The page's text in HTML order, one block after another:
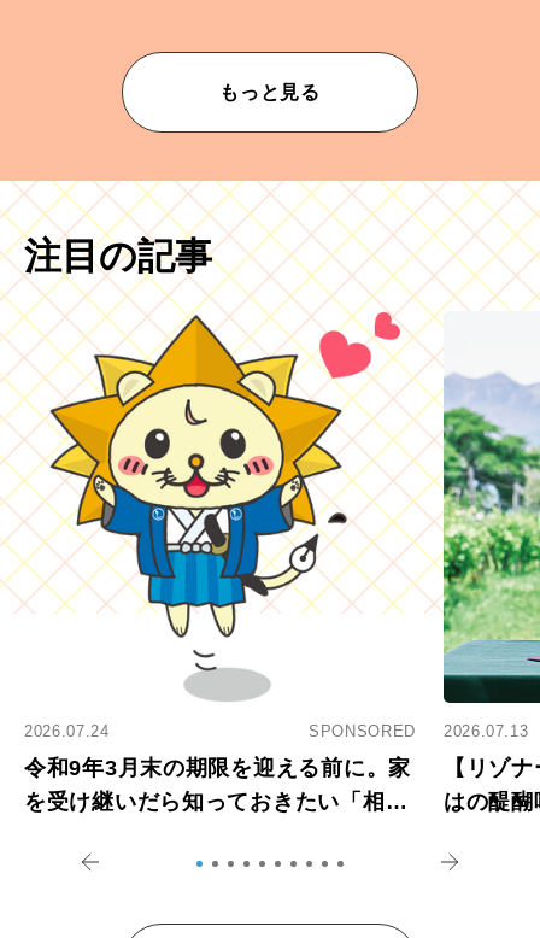
もっと見る
注目の記事
2026.07.24 SPONSORED
令和9年3月末の期限を迎える前に。家
を受け継いだら知っておきたい「相続
2026.07.13
【リゾ
はの醍